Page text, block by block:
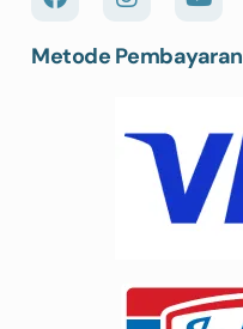
Metode Pembayaran